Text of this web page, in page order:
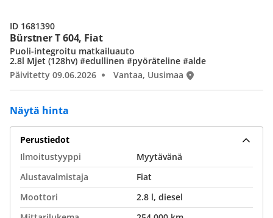
Bürstner T 604, Fiat
Näytä hinta
Puoli-integroitu matkailuauto
2.8l Mjet (128hv) #edullinen #pyöräteline #alde
Päivitetty 09.06.2026
Vantaa, Uusimaa
ID 1681390
Perustiedot
Ilmoitustyyppi
Myytävänä
Alustavalmistaja
Fiat
Moottori
2.8 l, diesel